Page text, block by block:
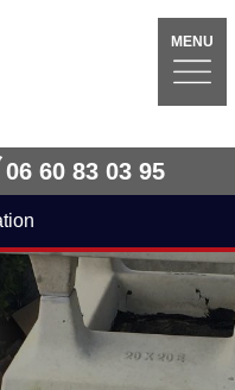
MENU
06 60 83 03 95